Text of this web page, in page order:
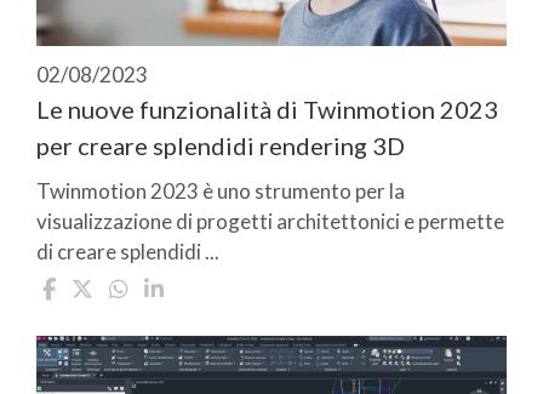
02/08/2023
Le nuove funzionalità di Twinmotion 2023
per creare splendidi rendering 3D
Twinmotion 2023 è uno strumento per la
visualizzazione di progetti architettonici e permette
di creare splendidi ...